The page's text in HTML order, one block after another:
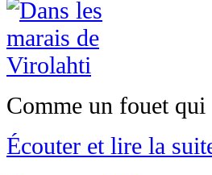
Comme un fouet qui
Écouter et lire la